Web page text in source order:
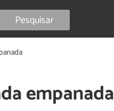
Pesquisar
empanada